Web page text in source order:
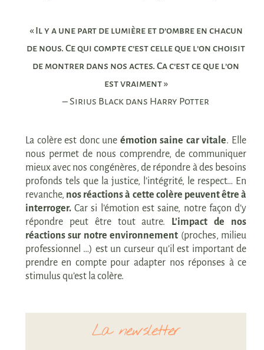
« Il y a une part de lumière et d’ombre en chacun
de nous. Ce qui compte c’est celle que l’on choisit
de montrer dans nos actes. Ca c’est ce que l’on
est vraiment »
– Sirius Black dans Harry Potter
La colère est donc une émotion saine car vitale. Elle
nous permet de nous comprendre, de communiquer
mieux avec nos congénères, de répondre à des besoins
profonds tels que la justice, l’intégrité, le respect… En
revanche, nos réactions à cette colère peuvent être à
interroger.Car si l’émotion est saine, notre façon d’y
répondrepeut être tout autre.
L’impact de nos
réactions sur notre environnement (proches, milieu
professionnel …) est un curseur qu’il est important de
prendre en compte pour adapter nos réponses à ce
stimulus qu’est la colère.
La newsletter